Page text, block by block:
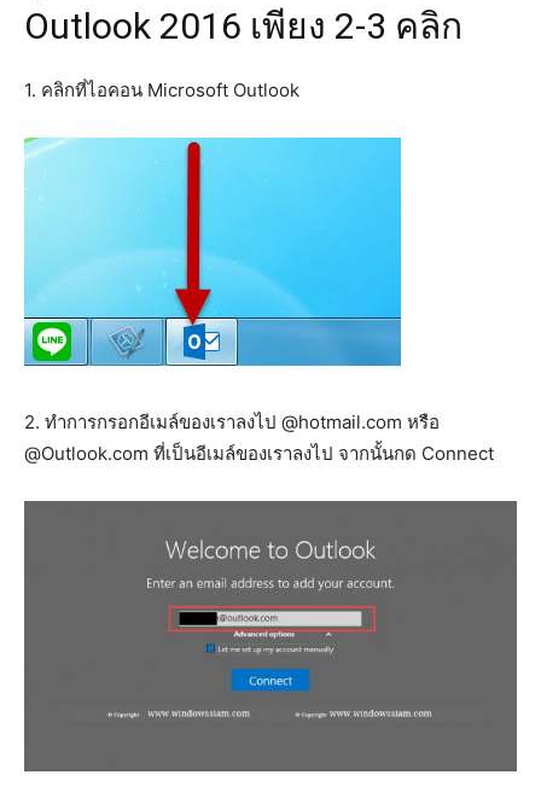
Outlook 2016 เพียง 2-3 คลิก
1. คลิกที่ไอคอน Microsoft Outlook
2. ทำการกรอกอีเมล์ของเราลงไป @hotmail.com หรือ
@Outlook.com ที่เป็นอีเมล์ของเราลงไป จากนั้นกด Connect